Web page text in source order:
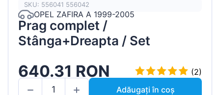
SKU: 556041 556042
OPEL ZAFIRA A 1999-2005
Prag complet /
Stânga+Dreapta / Set
640.31 RON
(2)
Adăugați în coș